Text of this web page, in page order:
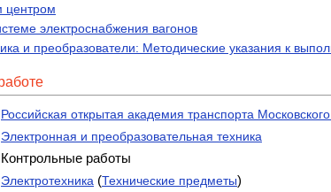
центром
электроснабжения вагонов
и преобразователи: Методические указания к
Российская открытая академия транспорта
Электронная и преобразовательная техника
Контрольные работы
Электротехника (Технические предметы)